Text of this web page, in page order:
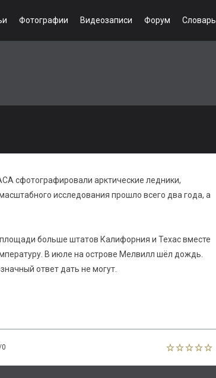
Фотографии Видеозаписи Форум Словарь
сфотографировали арктические ледники,
исследования прошло всего два года, а
больше штатов Калифорния и Техас вместе
В июле на острове Мелвилл шёл дождь.
ответ дать не могут.
0